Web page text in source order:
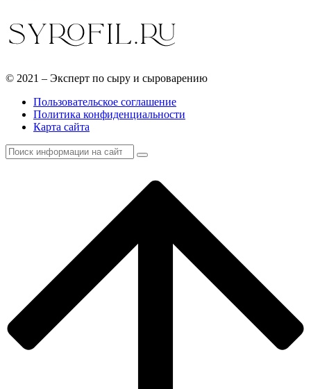
© 2021 – Эксперт по сыру и сыроварению
Пользовательское соглашение
Политика конфиденциальности
Карта сайта